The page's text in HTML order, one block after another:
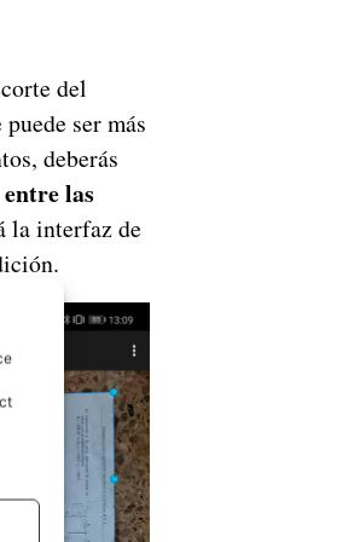
del
ser más
deberás
entre las
la interfaz de